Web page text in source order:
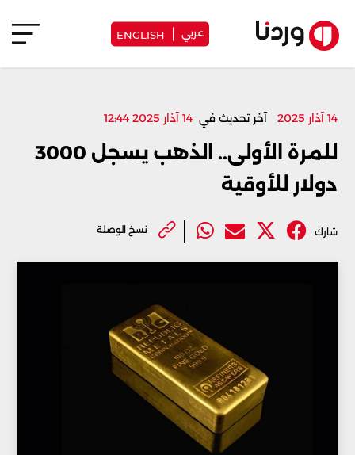
عربي ENGLISH
14 آذار 2025 آخر تحديث في 14 آذار 2025 12:44
للمرة الأولى.. الذهب يسجل 3000
دولار للأوقية
شارك نسخ الوصلة